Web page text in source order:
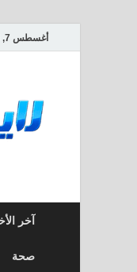
أغسطس 7, 2026
آخر
صحة